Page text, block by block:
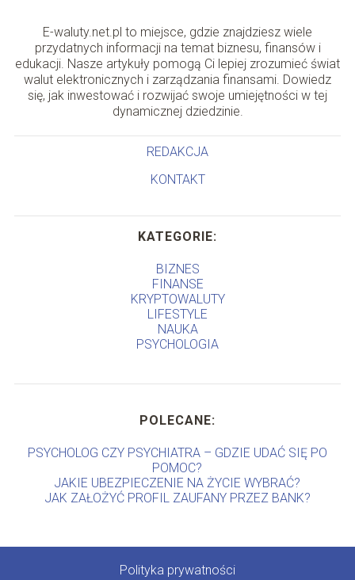
E-waluty.net.pl to miejsce, gdzie znajdziesz wiele
przydatnych informacji na temat biznesu, finansów i
edukacji. Nasze artykuły pomogą Ci lepiej zrozumieć świat
walut elektronicznych i zarządzania finansami. Dowiedz
się, jak inwestować i rozwijać swoje umiejętności w tej
dynamicznej dziedzinie.
REDAKCJA
KONTAKT
KATEGORIE:
BIZNES
FINANSE
KRYPTOWALUTY
LIFESTYLE
NAUKA
PSYCHOLOGIA
POLECANE:
PSYCHOLOG CZY PSYCHIATRA – GDZIE UDAĆ SIĘ PO
POMOC?
JAKIE UBEZPIECZENIE NA ŻYCIE WYBRAĆ?
JAK ZAŁOŻYĆ PROFIL ZAUFANY PRZEZ BANK?
Polityka prywatności